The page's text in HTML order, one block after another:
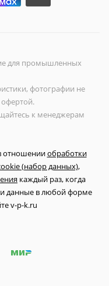
для промышленных
фотографии не
к менеджерам
отношенииобработки
(набор данных),
каждый раз, когда
данные в любой форме
v-p-k.ru